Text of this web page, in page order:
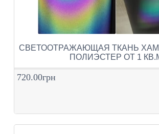
СВЕТООТРАЖАЮЩАЯ ТКАНЬ
ПОЛИЭСТЕР ОТ 1
720.00грн